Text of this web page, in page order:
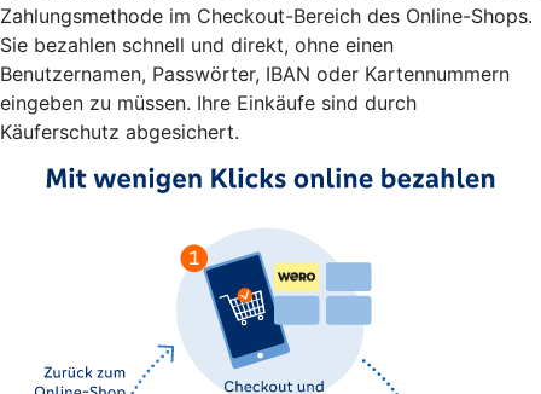
Zahlungsmethode im Checkout-Bereich des Online-Shops.
Sie bezahlen schnell und direkt, ohne einen
Benutzernamen, Passwörter, IBAN oder Kartennummern
eingeben zu müssen. Ihre Einkäufe sind durch
Käuferschutz abgesichert.